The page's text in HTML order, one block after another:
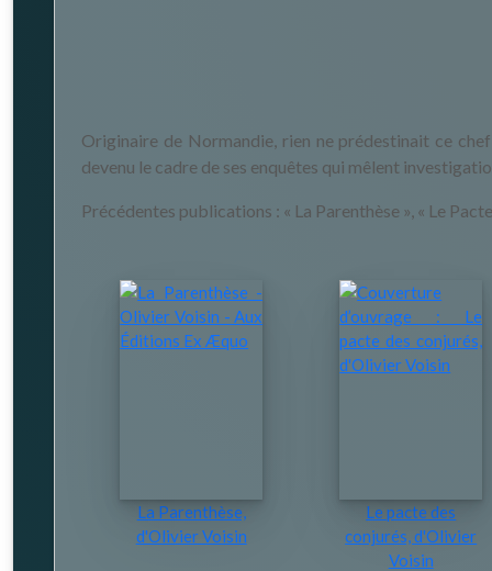
Originaire de Normandie, rien ne prédestinait ce
devenu le cadre de ses enquêtes qui mêlent
Précédentes publications : « La Parenthèse », « Le
La Parenthèse,
d'Olivier Voisin
Le pacte des
conjurés, d'Olivier
Voisin